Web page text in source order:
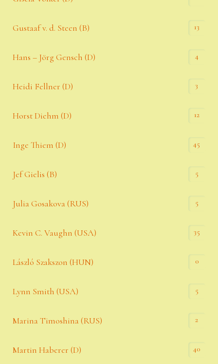
Gustaaf v. d. Steen (B) 13
Hans – Jörg Gensch (D) 4
Heidi Fellner (D) 3
Horst Diehm (D) 12
Inge Thiem (D) 45
Jef Gielis (B) 5
Julia Gosakova (RUS) 5
Kevin C. Vaughn (USA) 35
László Szakszon (HUN) 0
Lynn Smith (USA) 5
Marina Timoshina (RUS) 2
Martin Haberer (D) 40